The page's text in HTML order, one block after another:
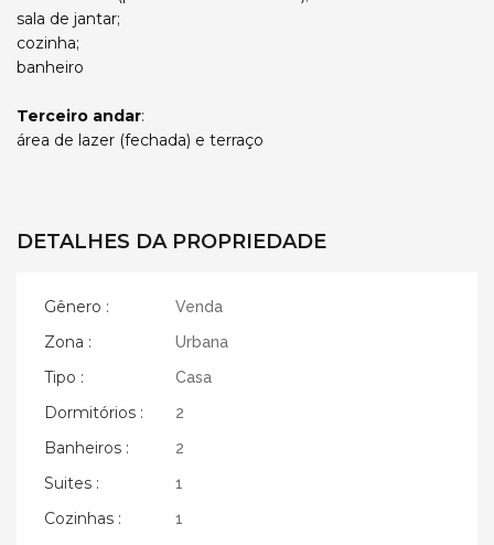
sala de jantar;
cozinha;
banheiro
Terceiro andar:
área de lazer (fechada) e terraço
DETALHES DA PROPRIEDADE
Gênero : Venda
Zona : Urbana
Tipo : Casa
Dormitórios : 2
Banheiros : 2
Suites : 1
Cozinhas : 1